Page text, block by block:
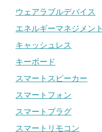
ウェアラブルデバイス
エネルギーマネジメント
キャッシュレス
キーボード
スマートスピーカー
スマートフォン
スマートプラグ
スマートリモコン